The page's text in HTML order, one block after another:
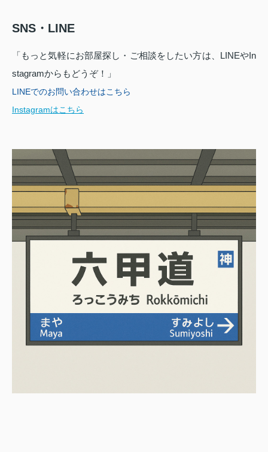
SNS・LINE
「もっと気軽にお部屋探し・ご相談をしたい方は、LINEやIn
stagramからもどうぞ！」
LINEでのお問い合わせはこちら
Instagramはこちら